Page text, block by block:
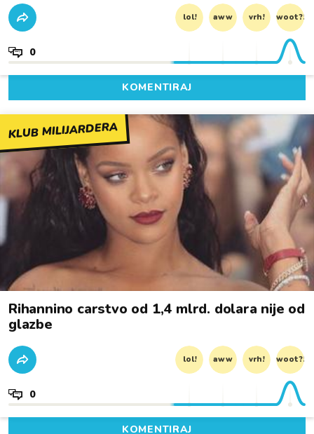
lol! aww vrh! woot?!
0
KOMENTIRAJ
KLUB MILIJARDERA
Rihannino carstvo od 1,4 mlrd. dolara nije od
glazbe
lol! aww vrh! woot?!
0
KOMENTIRAJ